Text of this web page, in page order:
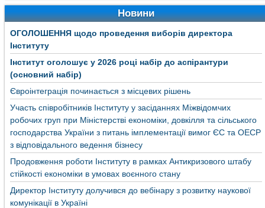
Новини
ОГОЛОШЕННЯ щодо проведення виборів директора
Інституту
Інститут оголошує у 2026 році набір до аспірантури
(основний набір)
Євроінтеграція починається з місцевих рішень
Участь співробітників Інституту у засіданнях Міжвідомчих
робочих груп при Міністерстві економіки, довкілля та сільського
господарства України з питань імплементації вимог ЄС та ОЕСР
з відповідального ведення бізнесу
Продовження роботи Інституту в рамках Антикризового штабу
стійкості економіки в умовах воєнного стану
Директор Інституту долучився до вебінару з розвитку наукової
комунікації в Україні